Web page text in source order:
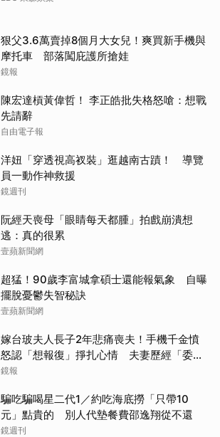
狠父3.6萬賣掉8個月大女兒！爽買新手機與
摩托車 部落闖庇護所搶娃
鏡報
陳宏達槓黃偉哲！ 李正皓批失格怒嗆：想戰
先請辭
自由電子報
洋妞「穿透視高衩裝」逛越南古蹟！ 導覽
員一動作神救援
鏡週刊
阮經天喪母「眼睛每天都腫」拍戲崩潰想
逃：真的很累
壹蘋新聞網
超猛！90歲李富城拿碩士還能報氣象 自曝
擺脫憂鬱失智秘訣
壹蘋新聞網
嫁台玻夫人長子2年悲痛喪夫！手機千金憤
怒認「想報復」掙扎心情 夫妻歷經「委屈
與不平」只能安靜
鏡報
騙吃騙喝星二代1／約吃海底撈「只帶10
元」點貴的 別人代墊餐費邵逸翔從不還
鏡週刊